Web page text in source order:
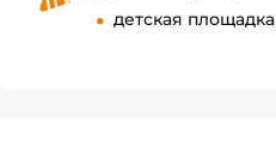
детская площадка